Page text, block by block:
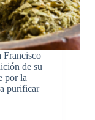
Francisco
de su
por la
purificar